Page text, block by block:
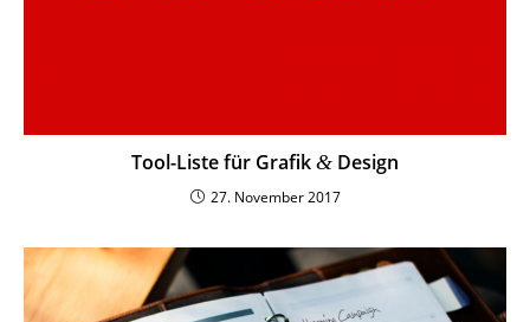
Tool-Liste für Grafik & Design
27. November 2017